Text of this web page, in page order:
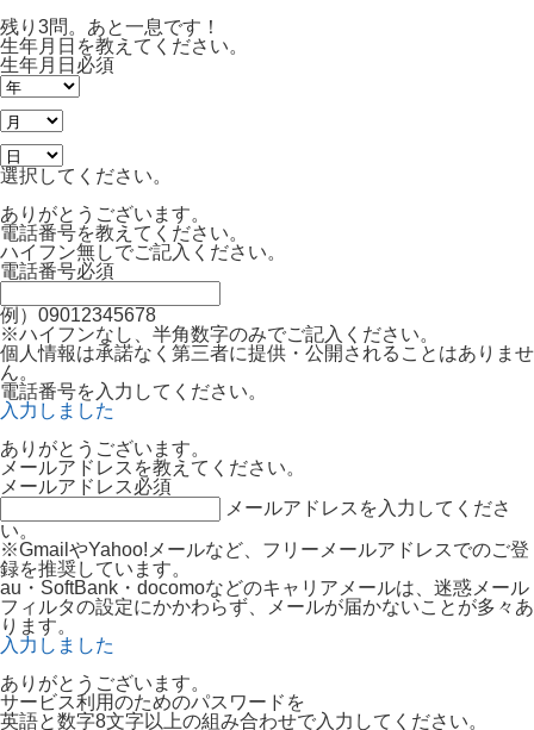
残り3問。あと一息です！
生年月日を教えてください。
生年月日 必須
選択してください。
ありがとうございます。
電話番号を教えてください。
ハイフン無しでご記入ください。
電話番号必須
例）09012345678
※ハイフンなし、半角数字のみでご記入ください。
個人情報は承諾なく第三者に提供・公開されることはありませ
ん。
電話番号を入力してください。
入力しました
ありがとうございます。
メールアドレスを教えてください。
メールアドレス必須
メールアドレスを入力してくださ
い。
※GmailやYahoo!メールなど、フリーメールアドレスでのご登
録を推奨しています。
au・SoftBank・docomoなどのキャリアメールは、迷惑メール
フィルタの設定にかかわらず、メールが届かないことが多々あ
ります。
入力しました
ありがとうございます。
サービス利用のためのパスワードを
英語と数字8文字以上の組み合わせで入力してください。